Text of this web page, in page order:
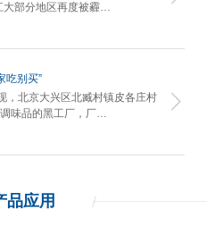
大部分地区再度被霾…
吃别买”
，北京大兴区北臧村镇皮各庄村
味品的黑工厂，厂…
品应用